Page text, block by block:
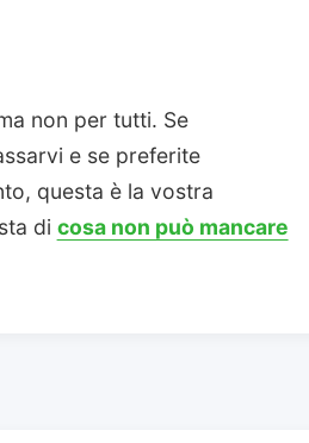
non per tutti. Se
e se preferite
questa è la vostra
di cosa non può mancare